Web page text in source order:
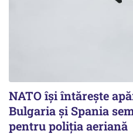
NATO își întărește
Bulgaria și Spania
pentru poliția aeriană